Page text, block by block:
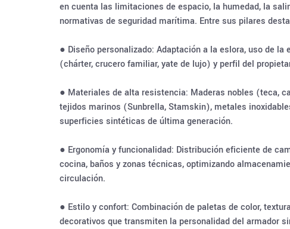
en cuenta las limitaciones de espacio, la humedad, la
normativas de seguridad marítima. Entre sus pilares
● Diseño personalizado: Adaptación a la eslora, uso de la
(chárter, crucero familiar, yate de lujo) y perfil del
● Materiales de alta resistencia: Maderas nobles (teca,
tejidos marinos (Sunbrella, Stamskin), metales
superficies sintéticas de última generación.
● Ergonomía y funcionalidad: Distribución eficiente de
cocina, baños y zonas técnicas, optimizando
circulación.
● Estilo y confort: Combinación de paletas de color,
decorativos que transmiten la personalidad del armador